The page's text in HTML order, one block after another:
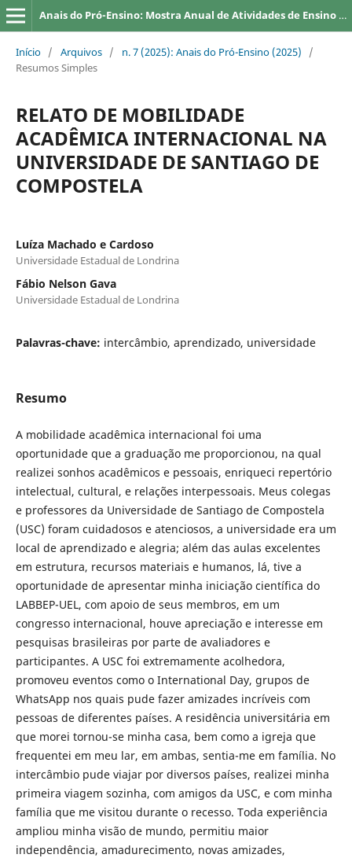
Anais do Pró-Ensino: Mostra Anual de Atividades de Ensino da UEL
Início / Arquivos / n. 7 (2025): Anais do Pró-Ensino (2025)
/
Resumos Simples
RELATO DE MOBILIDADE
ACADÊMICA INTERNACIONAL NA
UNIVERSIDADE DE SANTIAGO DE
COMPOSTELA
Luíza Machado e Cardoso
Universidade Estadual de Londrina
Fábio Nelson Gava
Universidade Estadual de Londrina
Palavras-chave: intercâmbio, aprendizado, universidade
Resumo
A mobilidade acadêmica internacional foi uma
oportunidade que a graduação me proporcionou, na qual
realizei sonhos acadêmicos e pessoais, enriqueci repertório
intelectual, cultural, e relações interpessoais. Meus colegas
e professores da Universidade de Santiago de Compostela
(USC) foram cuidadosos e atenciosos, a universidade era um
local de aprendizado e alegria; além das aulas excelentes
em estrutura, recursos materiais e humanos, lá, tive a
oportunidade de apresentar minha iniciação científica do
LABBEP-UEL, com apoio de seus membros, em um
congresso internacional, houve apreciação e interesse em
pesquisas brasileiras por parte de avaliadores e
participantes. A USC foi extremamente acolhedora,
promoveu eventos como o International Day, grupos de
WhatsApp nos quais pude fazer amizades incríveis com
pessoas de diferentes países. A residência universitária em
que morei tornou-se minha casa, bem como a igreja que
frequentei em meu lar, em ambas, sentia-me em família. No
intercâmbio pude viajar por diversos países, realizei minha
primeira viagem sozinha, com amigos da USC, e com minha
família que me visitou durante o recesso. Toda experiência
ampliou minha visão de mundo, permitiu maior
independência, amadurecimento, novas amizades,